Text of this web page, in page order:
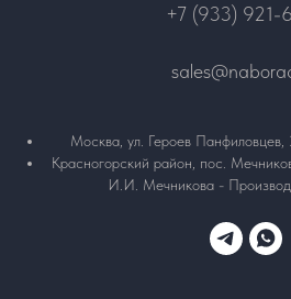
+7 (933) 921-
Москва, ул. Героев
Красногорский район, пос.
И.И. Мечникова -